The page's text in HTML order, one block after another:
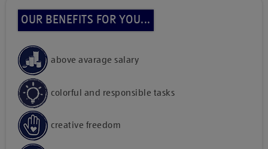
OUR BENEFITS FOR YOU...
above avarage salary
colorful and responsible tasks
creative freedom